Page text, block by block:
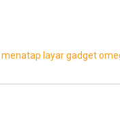
menatap layar gadget